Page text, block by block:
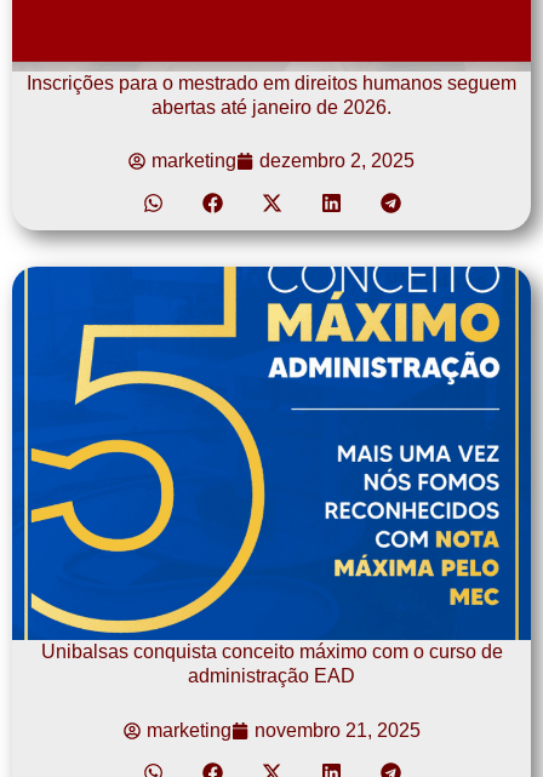
Inscrições para o mestrado em direitos humanos seguem
abertas até janeiro de 2026.
marketing dezembro 2, 2025
Unibalsas conquista conceito máximo com o curso de
administração EAD
marketing novembro 21, 2025